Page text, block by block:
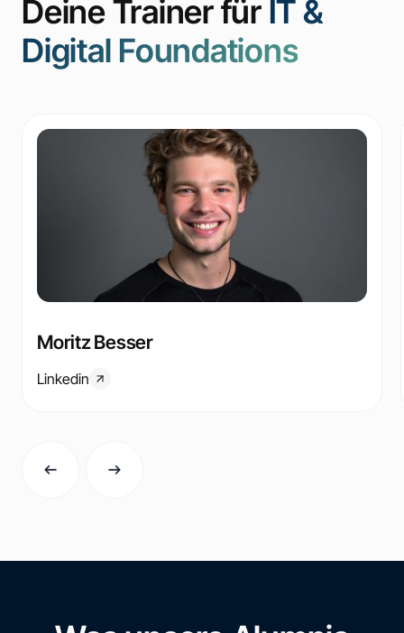
Deine Trainer für IT &
Digital Foundations
Moritz Besser
Linkedin